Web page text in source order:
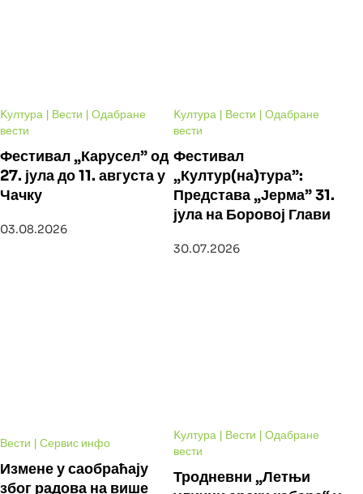
Kултура | Вести | Одабране
вести
Фестивал „Карусел” од
27. јула до 11. августа у
Чачку
03.08.2026
Kултура | Вести | Одабране
вести
Фестивал
„Култур(на)тура”:
Представа „Јерма” 31.
јула на Боровој Глави
30.07.2026
Вести | Сервис инфо
Измене у саобраћају
због радова на више
Kултура | Вести | Одабране
вести
Тродневни „Летњи